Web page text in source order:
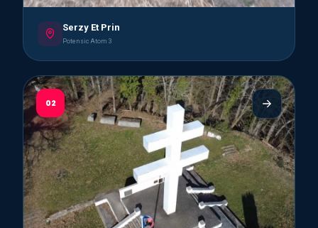
Serzy Et Prin
Potensic Atom 3
02